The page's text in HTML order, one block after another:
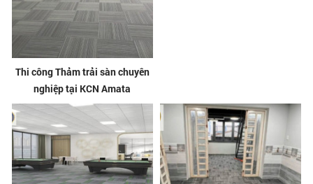
Thi công Thảm trải sàn chuyên
nghiệp tại KCN Amata